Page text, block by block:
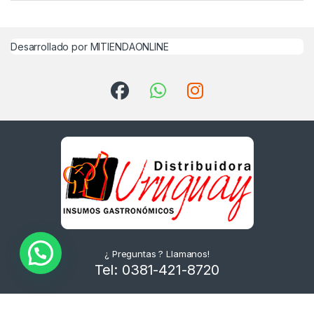
Desarrollado por MITIENDAONLINE
¿ Preguntas ? Llamanos!
Tel: 0381-421-8720